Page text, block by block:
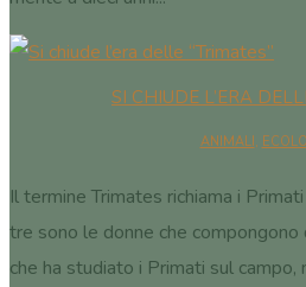
SI CHIUDE L’ERA
ANIMALI,
Il termine Trimates richiama i
tre sono le donne che
che ha studiato i Primati sul campo,